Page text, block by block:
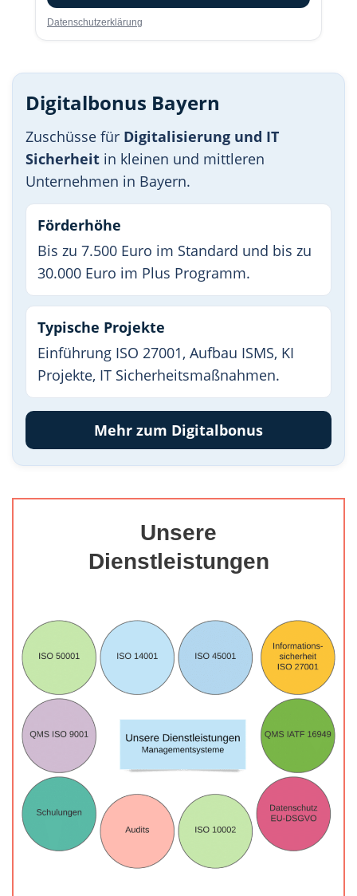
Datenschutzerklärung
Digitalbonus Bayern
Zuschüsse für Digitalisierung und IT
Sicherheit in kleinen und mittleren
Unternehmen in Bayern.
Förderhöhe
Bis zu 7.500 Euro im Standard und bis zu
30.000 Euro im Plus Programm.
Typische Projekte
Einführung ISO 27001, Aufbau ISMS, KI
Projekte, IT Sicherheitsmaßnahmen.
Mehr zum Digitalbonus
Unsere
Dienstleistungen